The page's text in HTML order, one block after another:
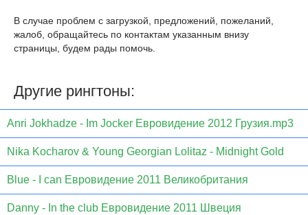
В случае проблем с загрузкой, предложений, пожеланий,
жалоб, обращайтесь по контактам указанным внизу
страницы, будем рады помочь.
Другие рингтоны:
Anri Jokhadze - Im Jocker Евровидение 2012 Грузия.mp3
Nika Kocharov & Young Georgian Lolitaz - Midnight Gold
Blue - I can Евровидение 2011 Великобритания
Danny - In the club Евровидение 2011 Швеция